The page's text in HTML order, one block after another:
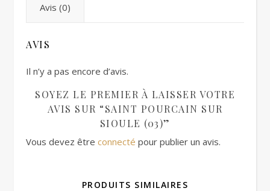
Avis (0)
AVIS
Il n’y a pas encore d’avis.
SOYEZ LE PREMIER À LAISSER VOTRE
AVIS SUR “SAINT POURCAIN SUR
SIOULE (03)”
Vous devez être connecté pour publier un avis.
PRODUITS SIMILAIRES